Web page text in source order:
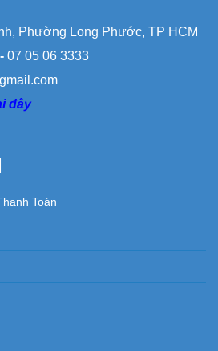
Phường Long Phước, TP HCM
07 05 06 3333
đây
Toán